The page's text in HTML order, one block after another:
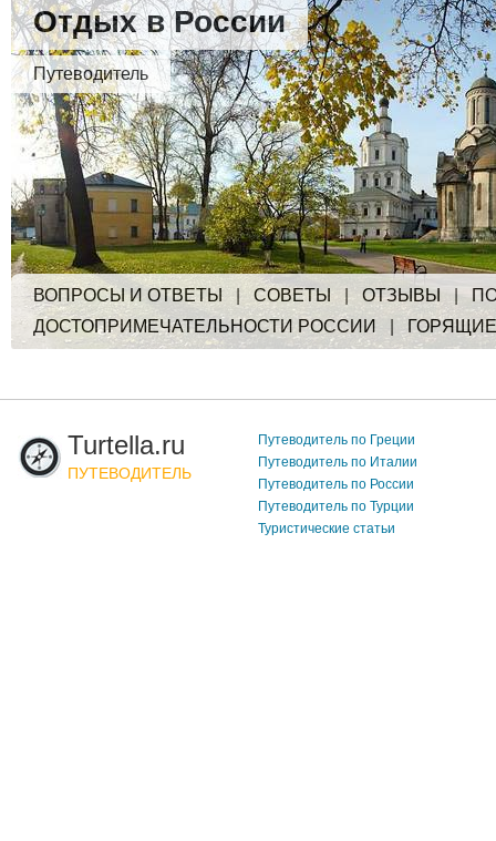
Отдых в России
Путеводитель
ВОПРОСЫ И ОТВЕТЫ| СОВЕТЫ | ОТЗЫВЫ
ДОСТОПРИМЕЧАТЕЛЬНОСТИ РОССИИ
Turtella.ru
ПУТЕВОДИТЕЛЬ
Путеводитель по Греции
Путеводитель по Италии
Путеводитель по России
Путеводитель по Турции
Туристические статьи